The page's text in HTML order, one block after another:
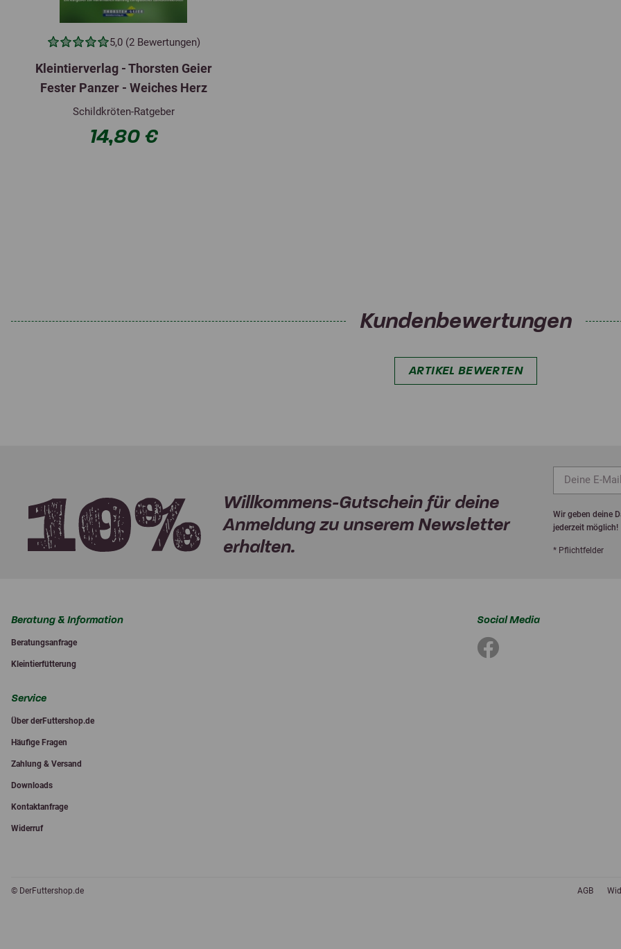
5,0 (2 Bewertungen)
Kleintierverlag - Thorsten Geier
Fester Panzer - Weiches Herz
Schildkröten-Ratgeber
14,80 €
Kundenbewertungen
ARTIKEL BEWERTEN
Willkommens-Gutschein für deine
Anmeldung zu unserem Newsletter
erhalten.
Wir geben deine
jederzeit möglich!
* Pflichtfelder
Beratung & Information
Beratungsanfrage
Kleintierfütterung
Service
Über derFuttershop.de
Häufige Fragen
Zahlung & Versand
Downloads
Kontaktanfrage
Widerruf
Social Media
© DerFuttershop.de AGB